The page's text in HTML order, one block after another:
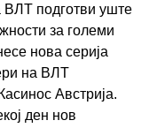
ВЛТ подготви уште
за големи
нова серија
на ВЛТ
Австрија.
ден нов